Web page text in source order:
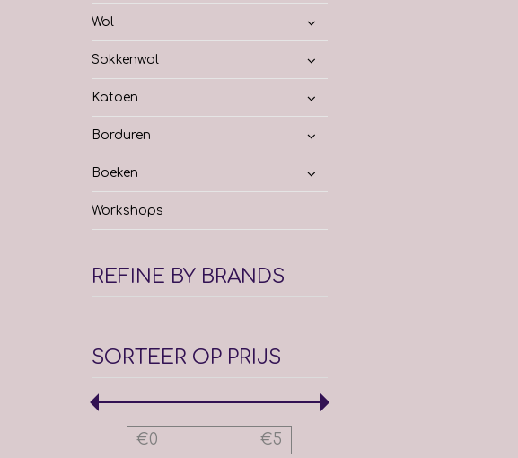
Wol
Sokkenwol
Katoen
Borduren
Boeken
Workshops
REFINE BY BRANDS
SORTEER OP PRIJS
€0 €5